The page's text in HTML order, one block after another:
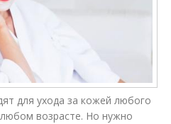
для ухода за кожей любого
возрасте. Но нужно